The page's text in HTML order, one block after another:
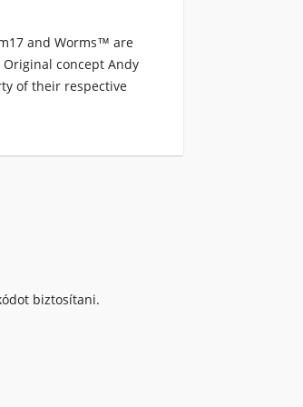
and Worms™ are
concept Andy
of their respective
biztosítani.